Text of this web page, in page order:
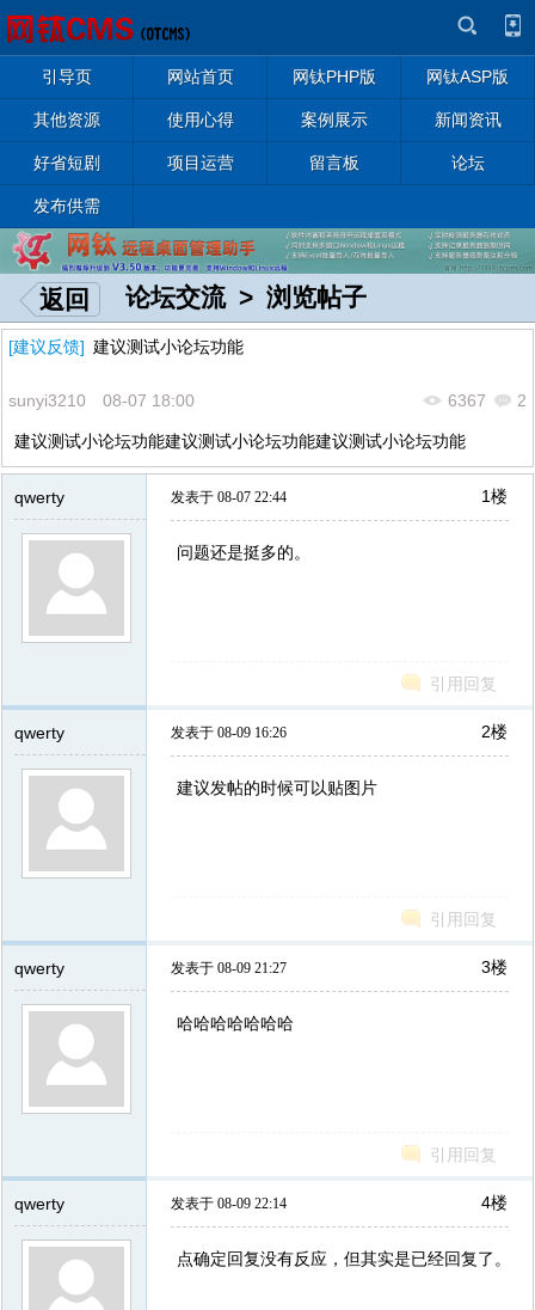
引导页 网站首页 网钛PHP版 网钛ASP版
其他资源 使用心得 案例展示 新闻资讯
好省短剧 项目运营 留言板 论坛
发布供需
返回 论坛交流> 浏览帖子
[建议反馈] 建议测试小论坛功能
6367 2
sunyi3210 08-07 18:00
建议测试小论坛功能建议测试小论坛功能建议测试小论坛功能
qwerty 1楼
发表于 08-07 22:44
问题还是挺多的。
引用回复
qwerty 2楼
发表于 08-09 16:26
建议发帖的时候可以贴图片
引用回复
qwerty 3楼
发表于 08-09 21:27
哈哈哈哈哈哈哈
引用回复
qwerty 4楼
发表于 08-09 22:14
点确定回复没有反应，但其实是已经回复了。